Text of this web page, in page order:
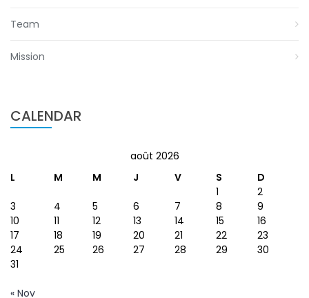
Team
Mission
CALENDAR
août 2026
L
M M J V S
D
1
2
3
4 5 6 7 8
9
10
11 12 13 14 15
16
17
18 19 20 21 22
23
24
25 26 27 28 29
30
31
« Nov